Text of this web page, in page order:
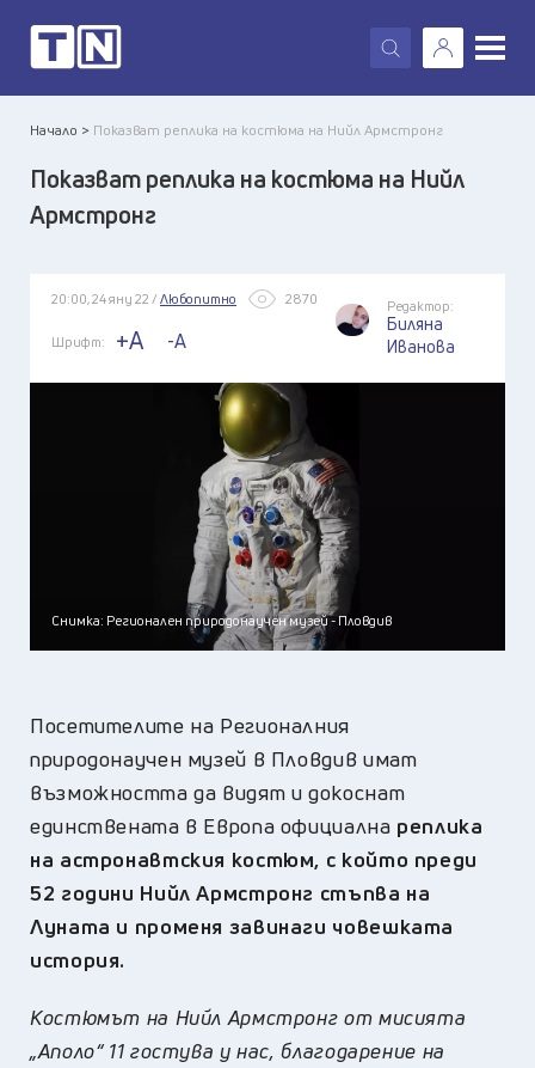
X
Начало > Показват реплика на костюма на Нийл Армстронг
Показват реплика на костюма на Нийл
Армстронг
20:00, 24 яну 22 / Любопитно 2870
Шрифт: +A -A
Редактор:
Биляна
Иванова
Снимка: Регионален природонаучен музей - Пловдив
Посетителите на Регионалния
природонаучен музей в Пловдив имат
възможността да видят и докоснат
единствената в Европа официална реплика
на астронавтския костюм, с който преди
52 години Нийл Армстронг стъпва на
Луната и променя завинаги човешката
история.
Костюмът на Нийл Армстронг от мисията
„Аполо“ 11 гостува у нас, благодарение на